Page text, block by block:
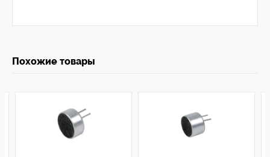
Похожие товары